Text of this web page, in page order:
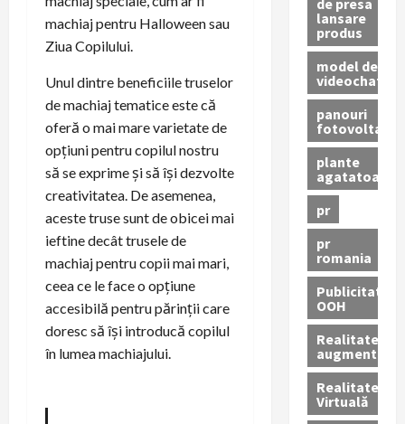
machiaj pentru Halloween sau
Ziua Copilului.
Unul dintre beneficiile truselor
de machiaj tematice este că
oferă o mai mare varietate de
opțiuni pentru copilul nostru
să se exprime și să își dezvolte
creativitatea. De asemenea,
aceste truse sunt de obicei mai
ieftine decât trusele de
machiaj pentru copii mai mari,
ceea ce le face o opțiune
accesibilă pentru părinții care
doresc să își introducă copilul
în lumea machiajului.
lansare
produs
model de
videochat
panouri
fotovoltaice
plante
agatatoare
pr
pr
romania
Publicitate
OOH
Realitatea
augmentată
Realitatea
Virtuală